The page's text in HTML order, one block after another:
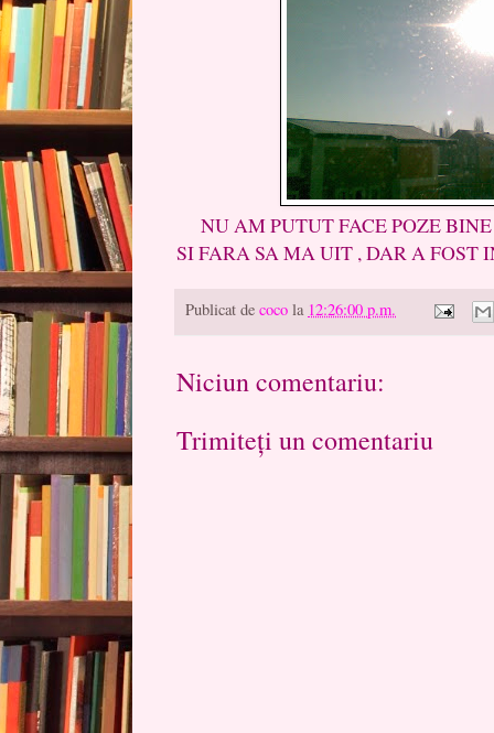
NU AM PUTUT FACE POZE
SI FARA SA MA UIT , DAR A FOST
Publicat de coco la 12:26:00 p.m.
Niciun comentariu:
Trimiteți un comentariu